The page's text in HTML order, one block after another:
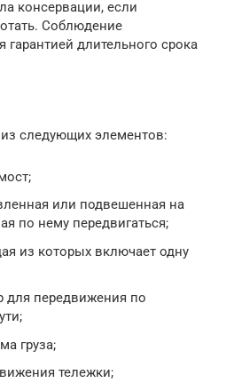
консервации, если
Соблюдение
гарантией длительного срока
следующих элементов:
или подвешенная на
по нему передвигаться;
из которых включает одну
для передвижения по
груза;
тележки;